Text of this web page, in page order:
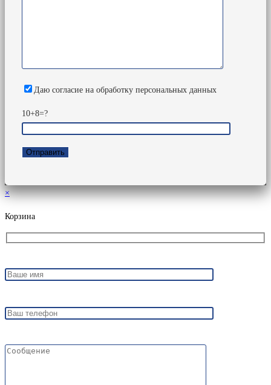
Даю согласие на обработку персональных данных
10+8=?
×
Корзина